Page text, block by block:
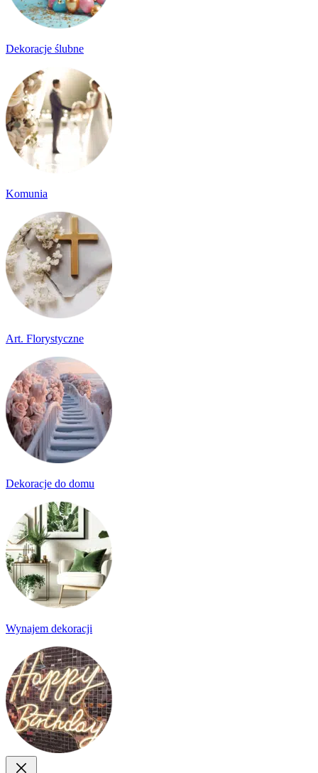
Dekoracje ślubne
Komunia
Art. Florystyczne
Dekoracje do domu
Wynajem dekoracji